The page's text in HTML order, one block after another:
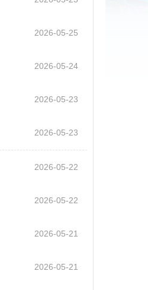
2026-05-25
2026-05-24
2026-05-23
2026-05-23
2026-05-22
2026-05-22
2026-05-21
2026-05-21